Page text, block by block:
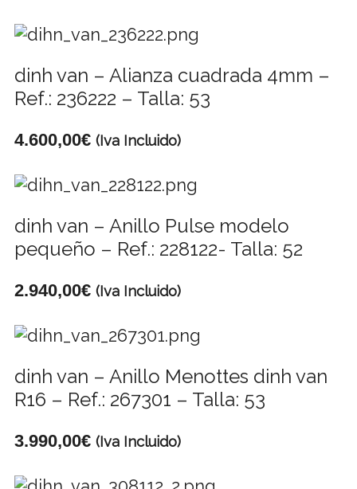
dinh van – Alianza cuadrada 4mm –
Ref.: 236222 – Talla: 53
4.600,00€ (Iva Incluido)
dinh van – Anillo Pulse modelo
pequeño – Ref.: 228122- Talla: 52
2.940,00€ (Iva Incluido)
dinh van – Anillo Menottes dinh van
R16 – Ref.: 267301 – Talla: 53
3.990,00€ (Iva Incluido)